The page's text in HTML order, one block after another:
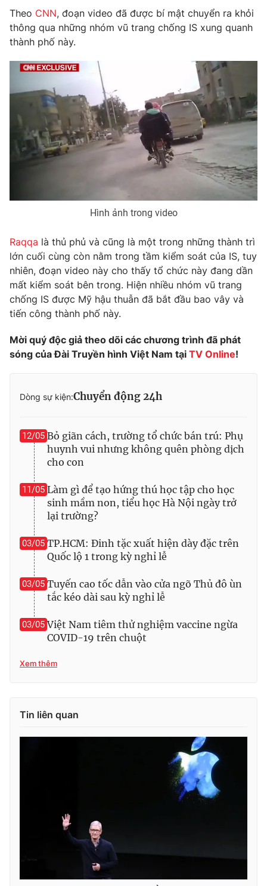
Thế giới đó đây
Câu chuyện quốc tế
Tài chính
Thị trường
Góc doanh nghiệp
Dữ liệu và đời sống
Truyền hình
Phim VTV
Hậu trường
Nhân vật
Khán giả
Giải trí
Điện ảnh
Âm nhạc
Đời sống
Du lịch
Chất lượng cuộc sống
Công nghệ
Sản phẩm
Thị trường
Tư vấn
Giao lưu trực tuyến
Lịch phát sóng
Chuyên mục khác
Emagazine Podcast
Video Shorts video
VTV Money VTV Thể thao
VTV Sức khoẻ
Thị trường 24h Tấm lòng Việt
VTV4 Vươn mình bằng AI
VTV9 VTV8
Liên hệ tòa soạn
Đài Truyền hình Việt Nam
Giấy phép hoạt động báo in và báo điện tử số 483/GP-BTTTT
cấp ngày 29/12/2023
Tổng Biên tập:Vũ Thanh Thủy
Phó Tổng Biên tập:
Nguyễn Thị Mỹ Hạnh, Phạm Quốc Thắng,
Nguyễn Trọng Ninh
024.38 355 931 - 024.38 355 932
Theo CNN, đoạn video đã được bí mật chuyển ra khỏi
thông qua những nhóm vũ trang chống IS xung quanh
thành phố này.
Hình ảnh trong video
Raqqa là thủ phủ và cũng là một trong những thành trì
lớn cuối cùng còn nằm trong tầm kiểm soát của IS, tuy
nhiên, đoạn video này cho thấy tổ chức này đang dần
mất kiểm soát bên trong. Hiện nhiều nhóm vũ trang
chống IS được Mỹ hậu thuẫn đã bắt đầu bao vây và
tiến công thành phố này.
Mời quý độc giả theo dõi các chương trình đã phát
sóng của Đài Truyền hình Việt Nam tại TV Online!
Dòng sự kiện:Chuyển động 24h
12/05 Bỏ giãn cách, trường tổ chức bán trú: Phụ
huynh vui nhưng không quên phòng dịch
cho con
11/05 Làm gì để tạo hứng thú học tập cho học
sinh mầm non, tiểu học Hà Nội ngày trở
lại trường?
03/05 TP.HCM: Đinh tặc xuất hiện dày đặc trên
Quốc lộ 1 trong kỳ nghỉ lễ
03/05 Tuyến cao tốc dẫn vào cửa ngõ Thủ đô ùn
tắc kéo dài sau kỳ nghỉ lễ
03/05 Việt Nam tiêm thử nghiệm vaccine ngừa
COVID-19 trên chuột
Xem thêm
Tin liên quan